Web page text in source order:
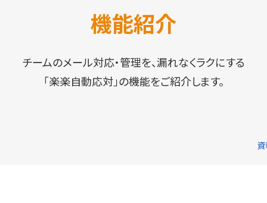
機能紹介
チームのメール対応・管理を、漏れなくラクにする
「楽楽自動応対」の機能をご紹介します。